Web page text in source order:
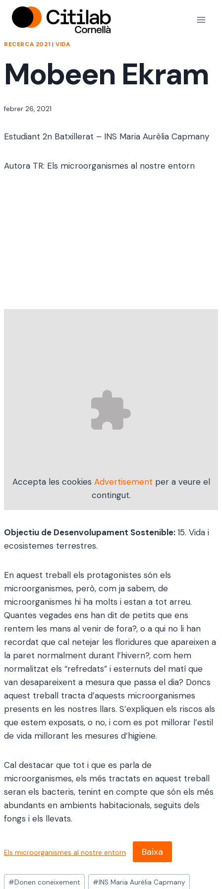
RECERCA 2021 | VIDA
Mobeen Ekram
Per
febrer 26, 2021
Estudiant 2n Batxillerat – INS Maria Aurèlia Capmany
Autora TR: Els microorganismes al nostre entorn
Accepta les cookies Advertisement per a veure el
contingut.
Objectiu de Desenvolupament Sostenible:15. Vida i
ecosistemes terrestres.
En aquest treball els protagonistes són els
microorganismes, però, com ja sabem, de
microorganismes hi ha molts i estan a tot arreu.
Quantes vegades ens han dit de petits que ens
rentem les mans al venir de fora?, o a qui no li han
recordat que cal netejar les floridures que apareixen a
la paret normalment durant l’hivern?, com hem
normalitzat els “refredats” i esternuts del matí que
van desapareixent a mesura que passa el dia? Doncs
aquest treball tracta d’aquests microorganismes
presents en les nostres llars. S’expliquen els riscos als
que estem exposats, o no, i com es pot millorar l’estil
de vida millorant les mesures d’higiene.
Cal destacar que tot i que es parla de
microorganismes, els més tractats en aquest treball
seran els bacteris, tenint en compte que són els més
abundants en ambients habitacionals, seguits dels
fongs i els llevats.
Els microorganismes al nostre entorn Baixa
Etiquetes
#Donen coneixement #INS Maria Aurèlia Capmany